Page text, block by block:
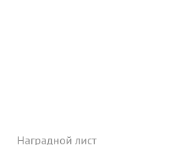
Наградной лист